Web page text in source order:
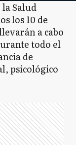
Salud
los 10 de
a cabo
todo el
de
psicológico